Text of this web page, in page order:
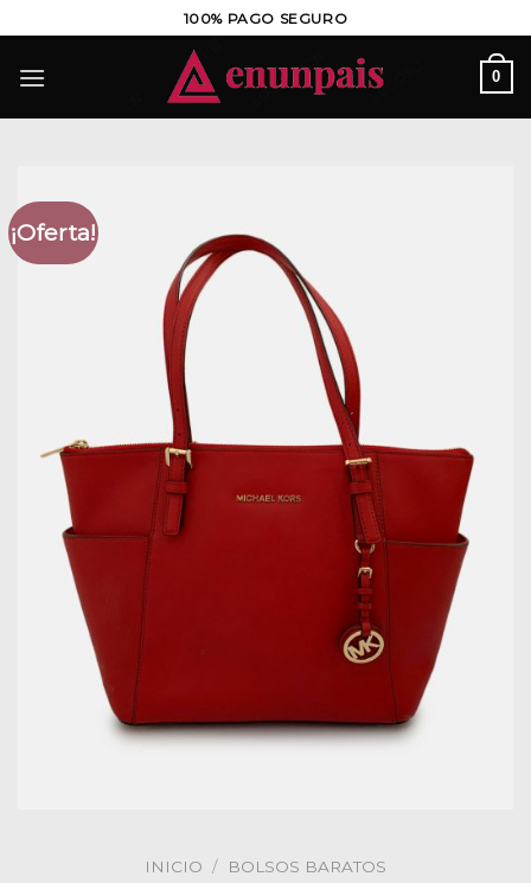
al
contenido
100% PAGO SEGURO
0
¡Oferta!
INICIO / BOLSOS BARATOS